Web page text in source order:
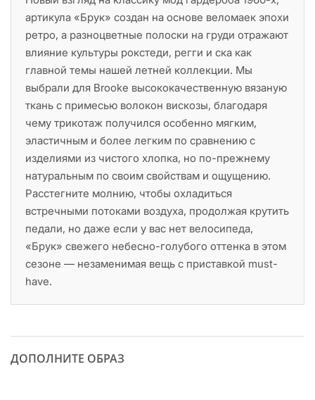
артикула «Брук» создан на основе веломаек эпохи
ретро, а разноцветные полоски на груди отражают
влияние культуры рокстеди, регги и ска как
главной темы нашей летней коллекции. Мы
выбрали для Brooke высококачественную вязаную
ткань с примесью волокон вискозы, благодаря
чему трикотаж получился особенно мягким,
эластичным и более легким по сравнению с
изделиями из чистого хлопка, но по-прежнему
натуральным по своим свойствам и ощущению.
Расстегните молнию, чтобы охладиться
встречными потоками воздуха, продолжая крутить
педали, но даже если у вас нет велосипеда,
«Брук» свежего небесно-голубого оттенка в этом
сезоне — незаменимая вещь с приставкой must-
have.
ДОПОЛНИТЕ ОБРАЗ